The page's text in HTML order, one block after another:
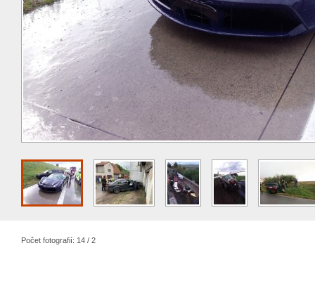
Počet fotografií: 14 / 2